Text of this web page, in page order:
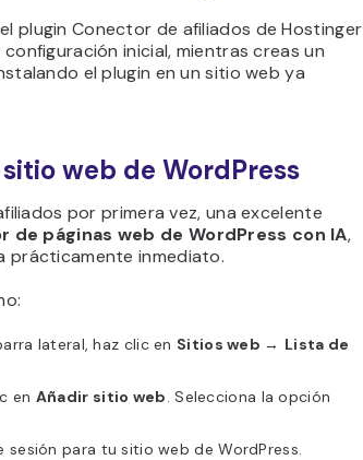
plugin Conector de afiliados de Hostinger
inicial, mientras creas un
el plugin en un sitio web ya
web de WordPress
por primera vez, una excelente
de páginas web de WordPress con IA,
prácticamente inmediato.
lateral, haz clic en Sitios web → Lista de
en Añadir sitio web. Selecciona la opción
para tu sitio web de WordPress.